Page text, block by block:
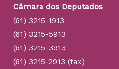
Câmara dos Deputados
(61) 3215-1913
(61) 3215-5913
(61) 3215-3913
(61) 3215-2913 (fax)